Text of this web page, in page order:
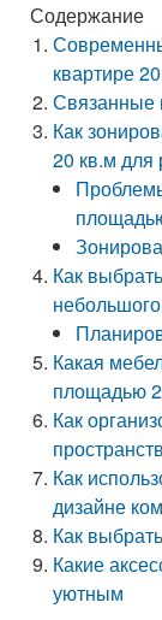
Содержание
квартире
Связанные
Как
20 кв.м для
Как
Какая
площадью
Как
Как
дизайне
Как
Какие
уютным